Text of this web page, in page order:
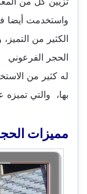
واستخدمت أيضا
الكثير من
الحجر الفرعوني
له كثير من
بها، والتي تميزه
مميزات